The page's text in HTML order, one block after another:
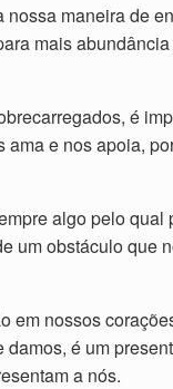
maneira de
mais
é
e nos apoia,
algo pelo
um obstáculo que
em nossos
é um
a nós.